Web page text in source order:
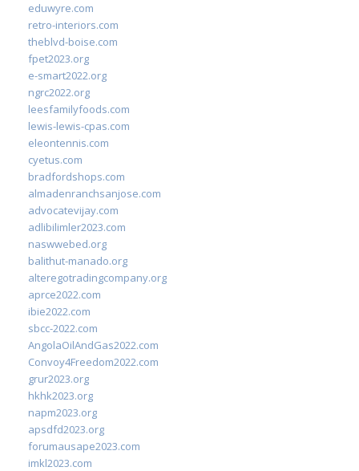
eduwyre.com
retro-interiors.com
theblvd-boise.com
fpet2023.org
e-smart2022.org
ngrc2022.org
leesfamilyfoods.com
lewis-lewis-cpas.com
eleontennis.com
cyetus.com
bradfordshops.com
almadenranchsanjose.com
advocatevijay.com
adlibilimler2023.com
naswwebed.org
balithut-manado.org
alteregotradingcompany.org
aprce2022.com
ibie2022.com
sbcc-2022.com
AngolaOilAndGas2022.com
Convoy4Freedom2022.com
grur2023.org
hkhk2023.org
napm2023.org
apsdfd2023.org
forumausape2023.com
imkl2023.com